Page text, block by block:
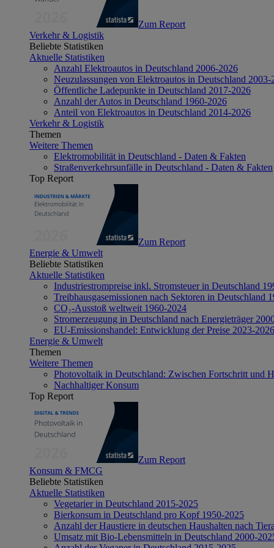
Zum Report
Verkehr & Logistik
Beliebte Statistiken
Aktuelle Statistiken
Anzahl Elektroautos in Deutschland 2006-2026
Neuzulassungen von Elektroautos in Deutschland 2003-
Öffentliche Ladepunkte in Deutschland 2017-2026
Anzahl der Autos in Deutschland 1960-2026
Anteil von Elektroautos in Deutschland 2014-2026
Verkehr & Logistik
Themen
Weitere Themen
Elektromobilität in Deutschland - Daten & Fakten
Straßenverkehrsunfälle in Deutschland - Daten & Fakten
Top Report
Zum Report
Energie & Umwelt
Beliebte Statistiken
Aktuelle Statistiken
Industriestrompreise inkl. Stromsteuer in Deutschland
Treibhausgasemissionen nach Sektoren in Deutschland
CO₂-Ausstoß weltweit 1960-2024
Stromerzeugung in Deutschland nach Energieträger
EU-Emissionshandel: Entwicklung der Preise 2023-2026
Energie & Umwelt
Themen
Weitere Themen
Photovoltaik in Deutschland: Zwischen Fortschritt und
Nachhaltiger Konsum
Top Report
Zum Report
Konsum & FMCG
Beliebte Statistiken
Aktuelle Statistiken
Vegetarier in Deutschland 2015-2025
Bierkonsum in Deutschland pro Kopf 1950-2025
Anzahl der Haustiere in deutschen Haushalten nach
Umsatz mit Bio-Lebensmitteln in Deutschland 2000-